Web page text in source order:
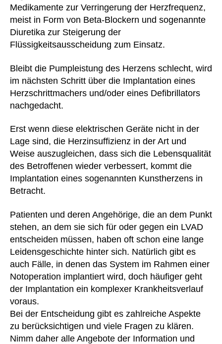
Medikamente zur Verringerung der Herzfrequenz,
meist in Form von Beta-Blockern und sogenannte
Diuretika zur Steigerung der
Flüssigkeitsausscheidung zum Einsatz.
Bleibt die Pumpleistung des Herzens schlecht, wird
im nächsten Schritt über die Implantation eines
Herzschrittmachers und/oder eines Defibrillators
nachgedacht.
Erst wenn diese elektrischen Geräte nicht in der
Lage sind, die Herzinsuffizienz in der Art und
Weise auszugleichen, dass sich die Lebensqualität
des Betroffenen wieder verbessert, kommt die
Implantation eines sogenannten Kunstherzens in
Betracht.
Patienten und deren Angehörige, die an dem Punkt
stehen, an dem sie sich für oder gegen ein LVAD
entscheiden müssen, haben oft schon eine lange
Leidensgeschichte hinter sich. Natürlich gibt es
auch Fälle, in denen das System im Rahmen einer
Notoperation implantiert wird, doch häufiger geht
der Implantation ein komplexer Krankheitsverlauf
voraus.
Bei der Entscheidung gibt es zahlreiche Aspekte
zu berücksichtigen und viele Fragen zu klären.
Nimm daher alle Angebote der Information und